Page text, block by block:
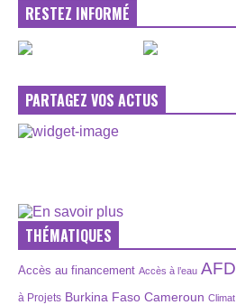
RESTEZ INFORMÉ
PARTAGEZ VOS ACTUS
THÉMATIQUES
Accès au financement Accès à l’eau AFD
à Projets Burkina Faso Cameroun Climat